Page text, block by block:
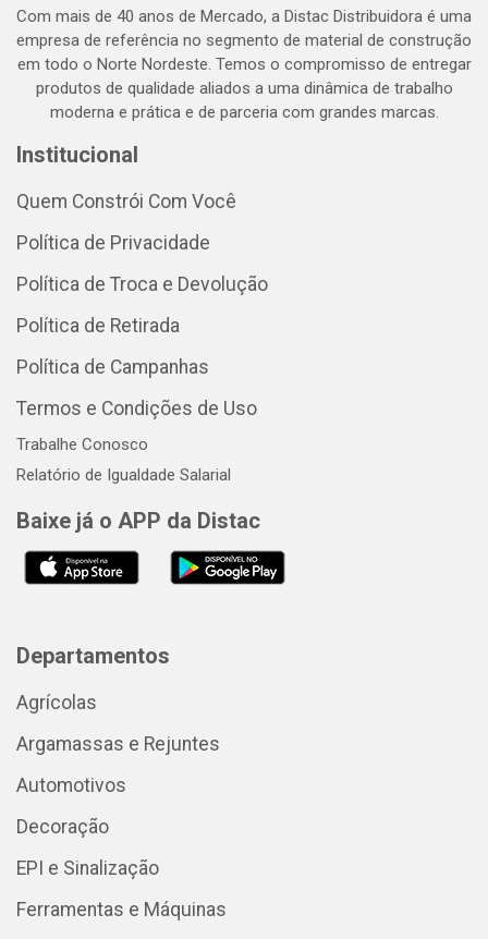
Com mais de 40 anos de Mercado, a Distac Distribuidora é uma
empresa de referência no segmento de material de construção
em todo o Norte Nordeste. Temos o compromisso de entregar
produtos de qualidade aliados a uma dinâmica de trabalho
moderna e prática e de parceria com grandes marcas.
Institucional
Quem Constrói Com Você
Política de Privacidade
Política de Troca e Devolução
Política de Retirada
Política de Campanhas
Termos e Condições de Uso
Trabalhe Conosco
Relatório de Igualdade Salarial
Baixe já o APP da Distac
Departamentos
Agrícolas
Argamassas e Rejuntes
Automotivos
Decoração
EPI e Sinalização
Ferramentas e Máquinas